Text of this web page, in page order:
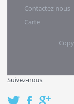
Contactez-nous
Carte
Suivez-nous